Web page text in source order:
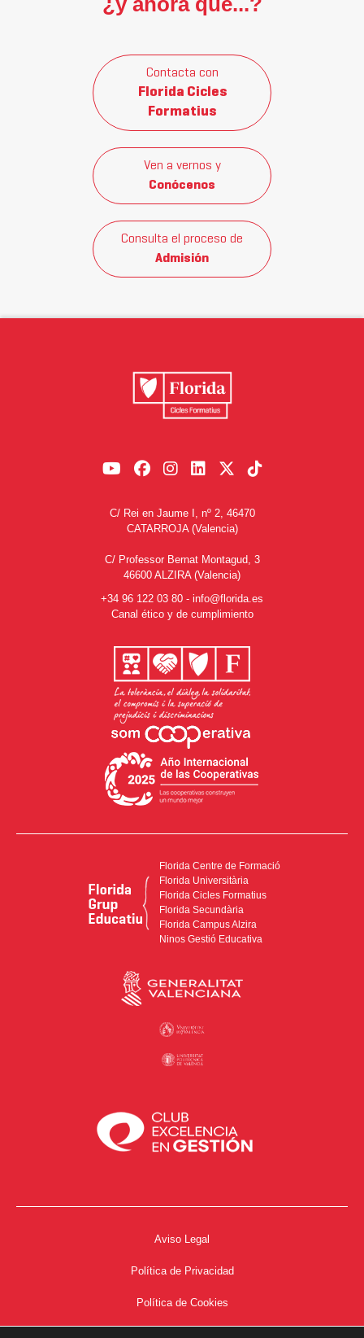
Contacta con
Florida Cicles
Formatius
Ven a vernos y
Conócenos
Consulta el proceso de
Admisión
C/ Rei en Jaume I, nº 2, 46470
CATARROJA (Valencia)
C/ Professor Bernat Montagud, 3
46600 ALZIRA (Valencia)
+34 96 122 03 80 - info@florida.es
Canal ético y de cumplimiento
Florida Centre de Formació
Florida Universitària
Florida Cicles Formatius
Florida Secundària
Florida Campus Alzira
Ninos Gestió Educativa
Aviso Legal
Política de Privacidad
Política de Cookies